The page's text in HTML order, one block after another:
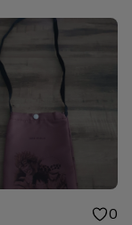
0